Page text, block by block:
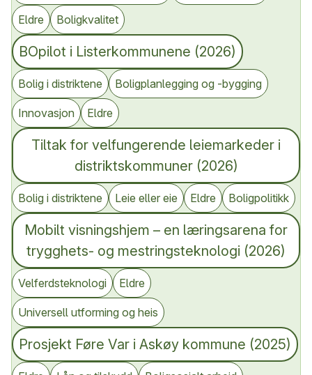
Eldre Boligkvalitet
BOpilot i Listerkommunene (2026)
Bolig i distriktene Boligplanlegging og -bygging
Innovasjon Eldre
Tiltak for velfungerende leiemarkeder i
distriktskommuner (2026)
Bolig i distriktene Leie eller eie Eldre Boligpolitikk
Mobilt visningshjem – en læringsarena for
trygghets- og mestringsteknologi (2026)
Velferdsteknologi Eldre
Universell utforming og heis
Prosjekt Føre Var i Askøy kommune (2025)